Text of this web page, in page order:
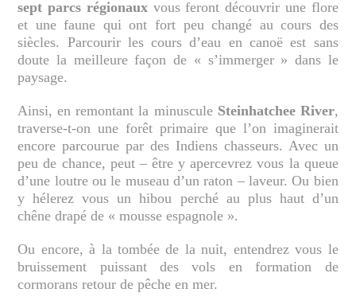
sept parcs régionauxvous feront découvrir une flore
et une faune qui ont fort peu changé au cours des
siècles. Parcourir les cours d’eau en canoë est sans
doute la meilleure façon de « s’immerger » dans le
paysage.
Ainsi, en remontant la minuscule Steinhatchee River,
traverse-t-on une forêt primaire que l’on imaginerait
encore parcourue par des Indiens chasseurs. Avec un
peu de chance, peut – être y apercevrez vous la queue
d’une loutre ou le museau d’un raton – laveur. Ou bien
y hélerez vous un hibou perché au plus haut d’un
chêne drapé de « mousse espagnole ».
Ou encore, à la tombée de la nuit, entendrez vous le
bruissement puissant des vols en formation de
cormorans retour de pêche en mer.